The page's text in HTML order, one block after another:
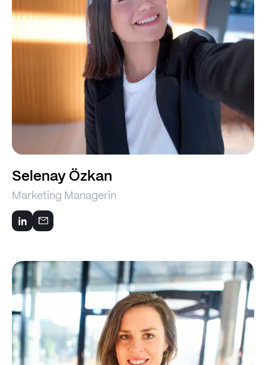
Selenay Özkan
Marketing Managerin